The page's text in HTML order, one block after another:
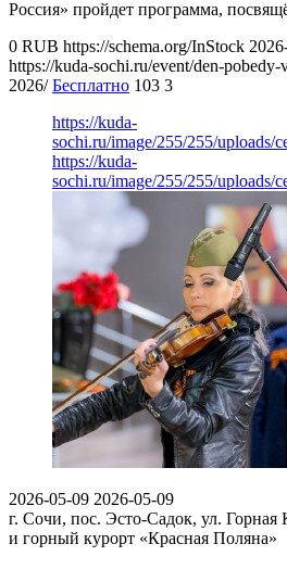
Россия» пройдет программа,
0 RUB https://schema.org/InStock
https://kuda-sochi.ru/event/den-
2026/ Бесплатно 103 3
https://kuda-
sochi.ru/image/255/255/uploads/
https://kuda-
sochi.ru/image/255/255/uploads/
2026-05-09 2026-05-09
г. Сочи, пос. Эсто-Садок, ул. Горная
и горный курорт «Красная Поляна»